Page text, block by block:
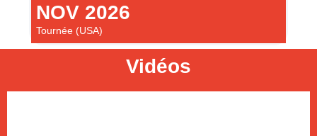
NOV 2026
Tournée (USA)
Vidéos